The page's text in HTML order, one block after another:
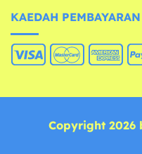
KAEDAH
Copyright 2026